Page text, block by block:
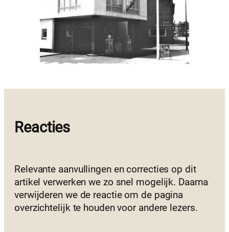
Reacties
Relevante aanvullingen en correcties op dit
artikel verwerken we zo snel mogelijk. Daarna
verwijderen we de reactie om de pagina
overzichtelijk te houden voor andere lezers.